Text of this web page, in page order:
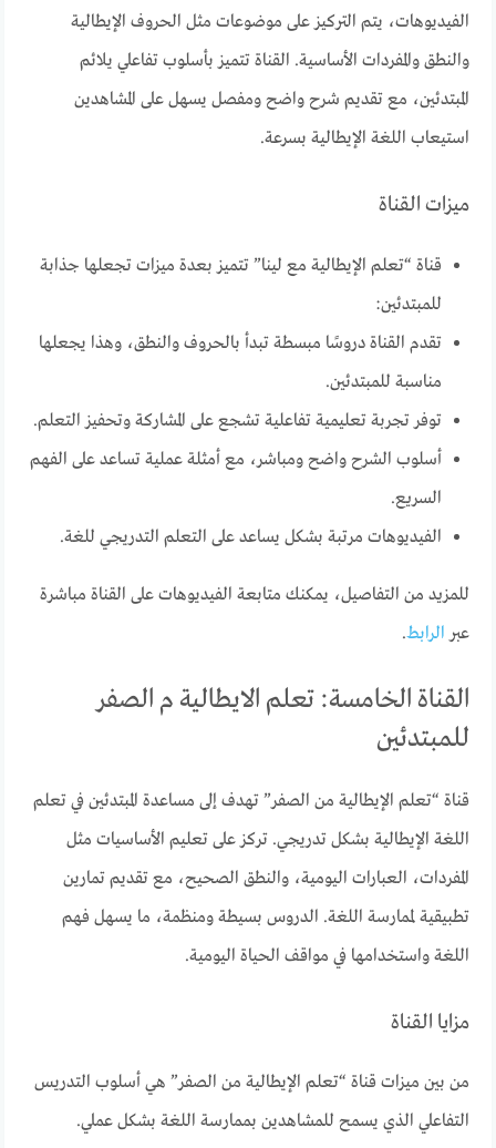
الفيديوهات، يتم التركيز على موضوعات مثل الحروف الإيطالية
والنطق والمفردات الأساسية. القناة تتميز بأسلوب تفاعلي يلائم
المبتدئين، مع تقديم شرح واضح ومفصل يسهل على المشاهدين
استيعاب اللغة الإيطالية بسرعة.
ميزات القناة
قناة “تعلم الإيطالية مع لينا” تتميز بعدة ميزات تجعلها جذابة
للمبتدئين:
تقدم القناة دروسًا مبسطة تبدأ بالحروف والنطق، وهذا يجعلها
مناسبة للمبتدئين.
توفر تجربة تعليمية تفاعلية تشجع على المشاركة وتحفيز التعلم.
أسلوب الشرح واضح ومباشر، مع أمثلة عملية تساعد على الفهم
السريع.
الفيديوهات مرتبة بشكل يساعد على التعلم التدريجي للغة.
للمزيد من التفاصيل، يمكنك متابعة الفيديوهات على القناة مباشرة
عبر الرابط.
القناة الخامسة: تعلم الايطالية م الصفر
للمبتدئين
قناة “تعلم الإيطالية من الصفر” تهدف إلى مساعدة المبتدئين في تعلم
اللغة الإيطالية بشكل تدريجي. تركز على تعليم الأساسيات مثل
المفردات، العبارات اليومية، والنطق الصحيح، مع تقديم تمارين
تطبيقية لممارسة اللغة. الدروس بسيطة ومنظمة، ما يسهل فهم
اللغة واستخدامها في مواقف الحياة اليومية.
مزايا القناة
من بين ميزات قناة “تعلم الإيطالية من الصفر” هي أسلوب التدريس
التفاعلي الذي يسمح للمشاهدين بممارسة اللغة بشكل عملي.